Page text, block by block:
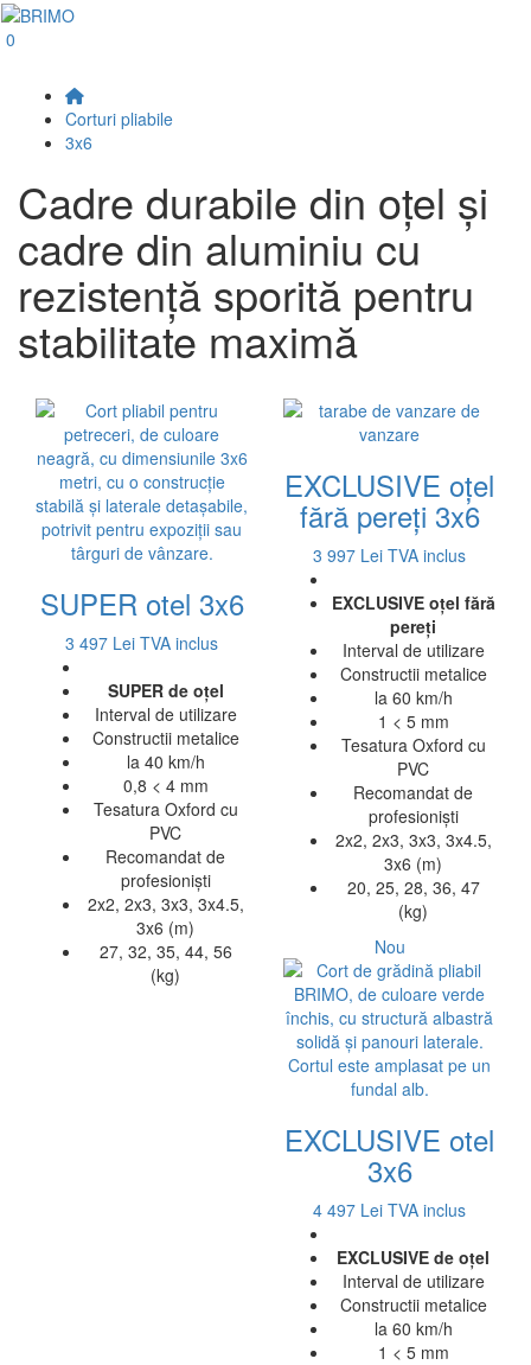
0
Corturi pliabile
3x6
Cadre durabile din oţel şi
cadre din aluminiu cu
rezistenţă sporită pentru
stabilitate maximă
SUPER otel 3x6
3 497 Lei TVA inclus
SUPER de oțel
Interval de utilizare
Constructii metalice
la 40 km/h
0,8 < 4 mm
Tesatura Oxford cu
PVC
Recomandat de
profesioniști
2x2, 2x3, 3x3, 3x4.5,
3x6 (m)
27, 32, 35, 44, 56
(kg)
EXCLUSIVE oțel
fără pereți 3x6
3 997 Lei TVA inclus
EXCLUSIVE oțel fără
pereți
Interval de utilizare
Constructii metalice
la 60 km/h
1 < 5 mm
Tesatura Oxford cu
PVC
Recomandat de
profesioniști
2x2, 2x3, 3x3, 3x4.5,
3x6 (m)
20, 25, 28, 36, 47
(kg)
Nou
EXCLUSIVE otel
3x6
4 497 Lei TVA inclus
EXCLUSIVE de oțel
Interval de utilizare
Constructii metalice
la 60 km/h
1 < 5 mm